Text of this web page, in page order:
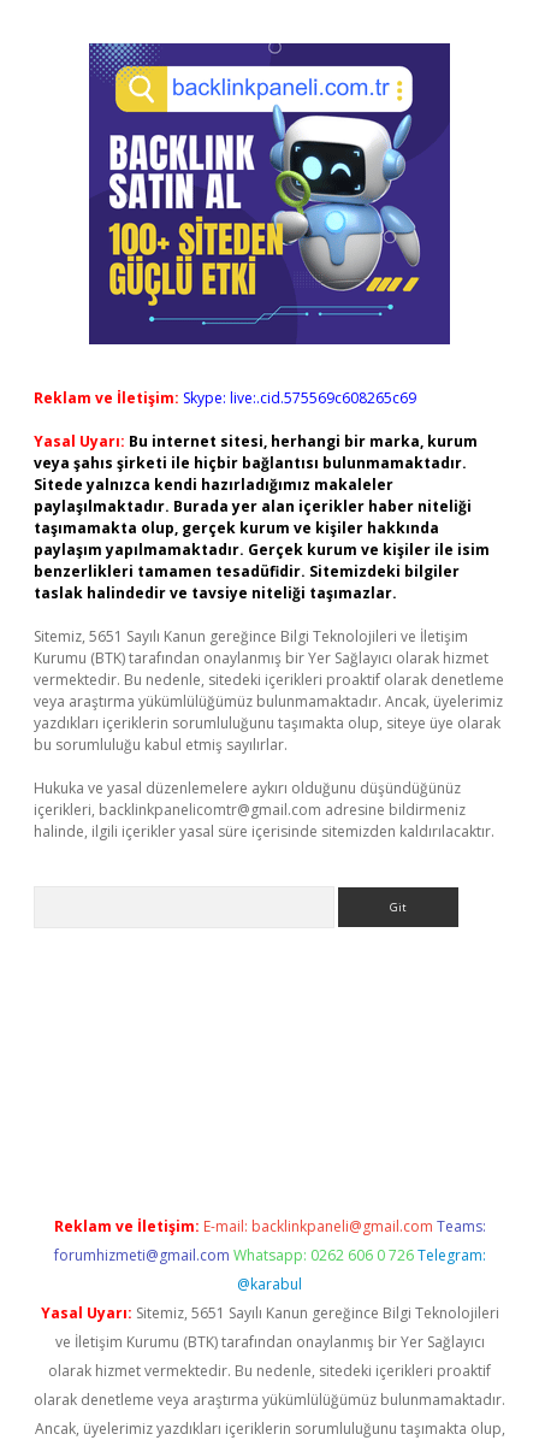
Reklam ve İletişim: Skype: live:.cid.575569c608265c69
Yasal Uyarı: Bu internet sitesi, herhangi bir marka, kurum
veya şahıs şirketi ile hiçbir bağlantısı bulunmamaktadır.
Sitede yalnızca kendi hazırladığımız makaleler
paylaşılmaktadır. Burada yer alan içerikler haber niteliği
taşımamakta olup, gerçek kurum ve kişiler hakkında
paylaşım yapılmamaktadır. Gerçek kurum ve kişiler ile isim
benzerlikleri tamamen tesadüfidir. Sitemizdeki bilgiler
taslak halindedir ve tavsiye niteliği taşımazlar.
Sitemiz, 5651 Sayılı Kanun gereğince Bilgi Teknolojileri ve İletişim
Kurumu (BTK) tarafından onaylanmış bir Yer Sağlayıcı olarak hizmet
vermektedir. Bu nedenle, sitedeki içerikleri proaktif olarak denetleme
veya araştırma yükümlülüğümüz bulunmamaktadır. Ancak, üyelerimiz
yazdıkları içeriklerin sorumluluğunu taşımakta olup, siteye üye olarak
bu sorumluluğu kabul etmiş sayılırlar.
Hukuka ve yasal düzenlemelere aykırı olduğunu düşündüğünüz
içerikleri, backlinkpanelicomtr@gmail.com adresine bildirmeniz
halinde, ilgili içerikler yasal süre içerisinde sitemizden kaldırılacaktır.
Reklam ve İletişim: E-mail: backlinkpaneli@gmail.com Teams:
forumhizmeti@gmail.com Whatsapp: 0262 606 0 726 Telegram:
@karabul
Yasal Uyarı: Sitemiz, 5651 Sayılı Kanun gereğince Bilgi Teknolojileri
ve İletişim Kurumu (BTK) tarafından onaylanmış bir Yer Sağlayıcı
olarak hizmet vermektedir. Bu nedenle, sitedeki içerikleri proaktif
olarak denetleme veya araştırma yükümlülüğümüz bulunmamaktadır.
Ancak, üyelerimiz yazdıkları içeriklerin sorumluluğunu taşımakta olup,